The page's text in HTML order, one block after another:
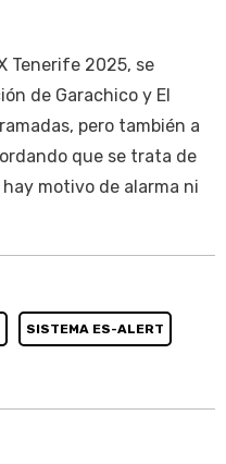
Tenerife 2025, se
de Garachico y El
pero también a
que se trata de
motivo de alarma ni
SISTEMA ES-ALERT